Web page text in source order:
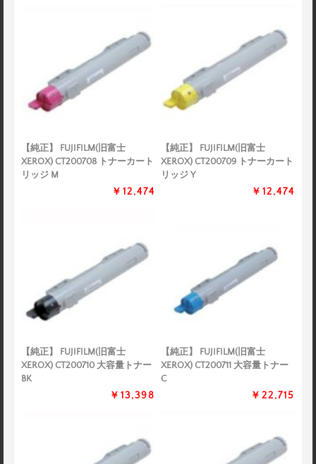
【純正】 FUJIFILM(旧富士
XEROX) CT200708 トナーカート
リッジ M
￥12,474
【純正】 FUJIFILM(旧富士
XEROX) CT200709 トナーカート
リッジ Y
￥12,474
【純正】 FUJIFILM(旧富士
XEROX) CT200710 大容量トナー
BK
￥13,398
【純正】 FUJIFILM(旧富士
XEROX) CT200711 大容量トナー
C
￥22,715